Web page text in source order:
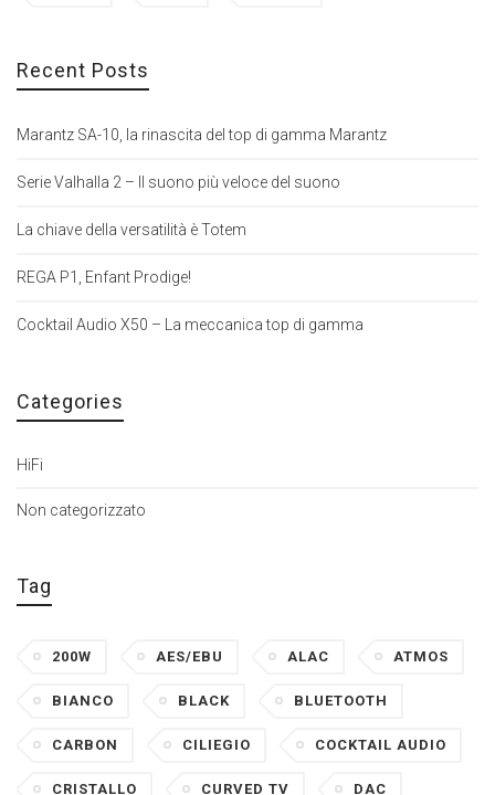
Recent Posts
Marantz SA-10, la rinascita del top di gamma Marantz
Serie Valhalla 2 – Il suono più veloce del suono
La chiave della versatilità è Totem
REGA P1, Enfant Prodige!
Cocktail Audio X50 – La meccanica top di gamma
Categories
HiFi
Non categorizzato
Tag
200W AES/EBU ALAC ATMOS
BIANCO BLACK BLUETOOTH
CARBON CILIEGIO COCKTAIL AUDIO
CRISTALLO CURVED TV DAC